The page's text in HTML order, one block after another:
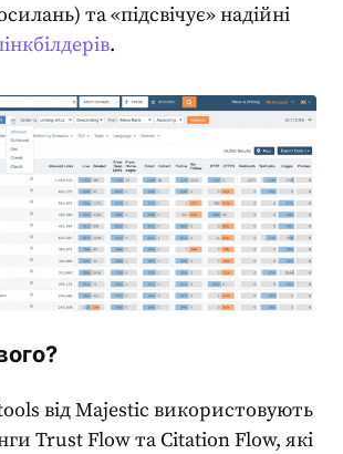
та «підсвічує» надійні
.
від Majestic використовують
Trust Flow та Citation Flow, які